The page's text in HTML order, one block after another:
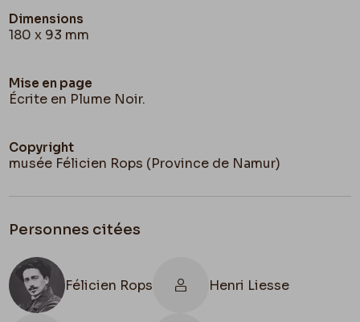
m’est avis.
Goncourt
sous son patronage.
F
Dimensions
180 x 93 mm
Mise en page
Écrite en Plume Noir.
Copyright
musée Félicien Rops (Province de Namur)
Personnes citées
Félicien Rops Henri Liesse